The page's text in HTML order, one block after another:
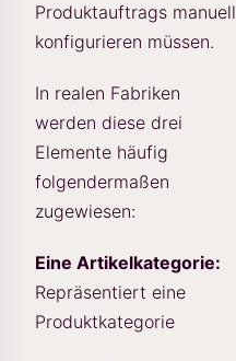
Produktauftrags manuell
konfigurieren müssen.
In realen Fabriken
werden diese drei
Elemente häufig
folgendermaßen
zugewiesen:
Eine Artikelkategorie:
Repräsentiert eine
Produktkategorie